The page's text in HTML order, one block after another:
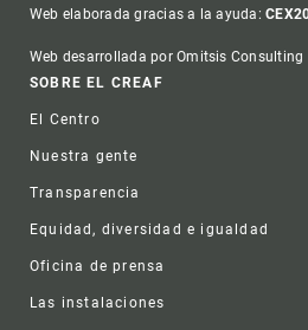
Web elaborada gracias a la ayuda:
Web desarrollada por Omitsis Consulting
Footer
SOBRE EL CREAF
El Centro
Nuestra gente
Transparencia
Equidad, diversidad e igualdad
Oficina de prensa
Las instalaciones